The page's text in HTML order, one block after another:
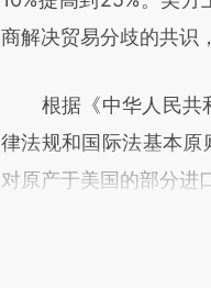
商解决贸易分歧的共识
根据《中华人民共和
律法规和国际法基本原
对原产于美国的部分进